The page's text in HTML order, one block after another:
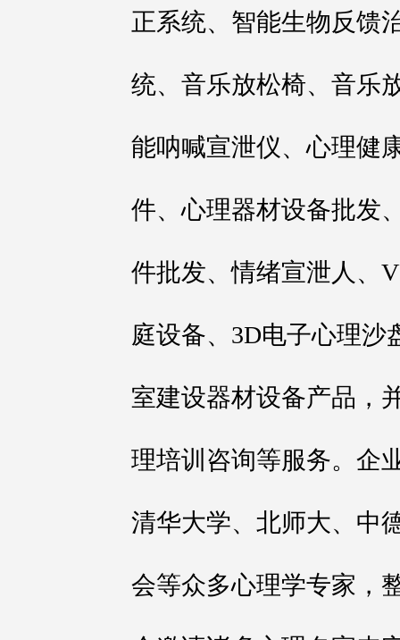
正系统、智能生物反馈
统、音乐放松椅、音乐
能呐喊宣泄仪、心理健
件、心理器材设备批发
件批发、情绪宣泄人、
庭设备、3D电子心理沙
室建设器材设备产品，
理培训咨询等服务。企
清华大学、北师大、中
会等众多心理学专家，